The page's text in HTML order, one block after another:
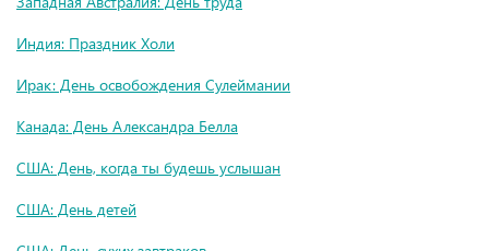
Индия: Праздник Холи
Ирак: День освобождения Сулеймании
Канада: День Александра Белла
США: День, когда ты будешь услышан
США: День детей